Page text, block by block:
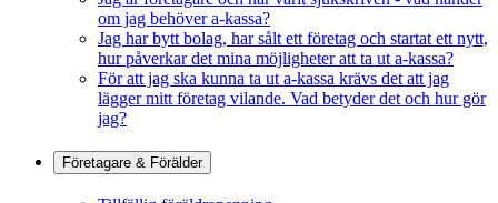
om jag behöver a-kassa?
Jag har bytt bolag, har sålt ett företag och startat ett nytt,
hur påverkar det mina möjligheter att ta ut a-kassa?
För att jag ska kunna ta ut a-kassa krävs det att jag
lägger mitt företag vilande. Vad betyder det och hur gör
jag?
Företagare & Förälder